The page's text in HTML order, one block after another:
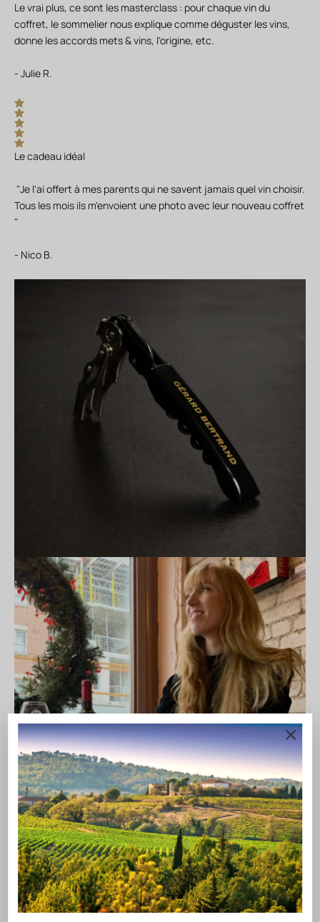
Le vrai plus, ce sont les masterclass : pour chaque vin du
coffret, le sommelier nous explique comme déguster les vins,
donne les accords mets & vins, l'origine, etc.
- Julie R.
Le cadeau idéal
"Je l'ai offert à mes parents qui ne savent jamais quel vin choisir.
Tous les mois ils m'envoient une photo avec leur nouveau coffret
"
- Nico B.